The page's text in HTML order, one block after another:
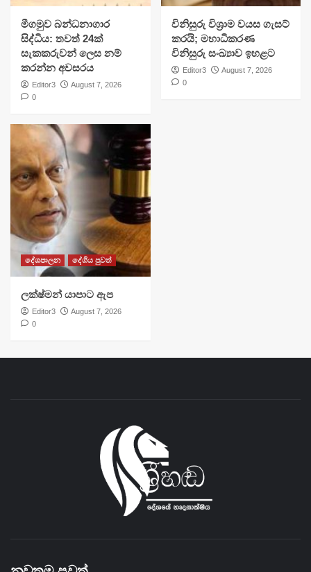
මීගමුව බන්ධනාගාර
සිද්ධිය: තවත් 24ක්
සැකකරුවන් ලෙස නම්
කරන්න අවසරය
Editor3
August 7, 2026
0
විනිසුරු විශ්‍රාම වයස ගැසට්
කරයි; මහාධිකරණ
විනිසුරු සංඛ්‍යාව ඉහළට
Editor3
August 7, 2026
0
දේශපාලන දේශීය පුවත්
ලක්ෂ්මන් යාපාට ඇප
Editor3
August 7, 2026
0